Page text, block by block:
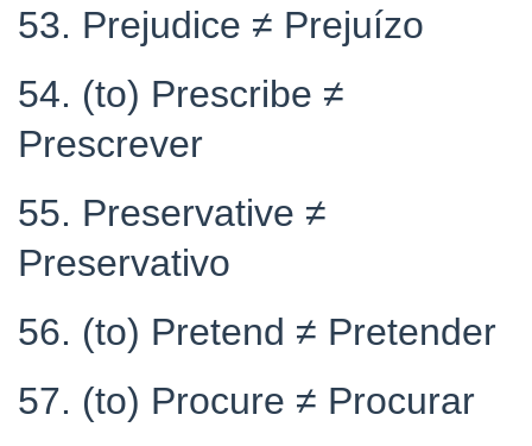
53. Prejudice ≠ Prejuízo
54. (to) Prescribe ≠
Prescrever
55. Preservative ≠
Preservativo
56. (to) Pretend ≠ Pretender
57. (to) Procure ≠ Procurar